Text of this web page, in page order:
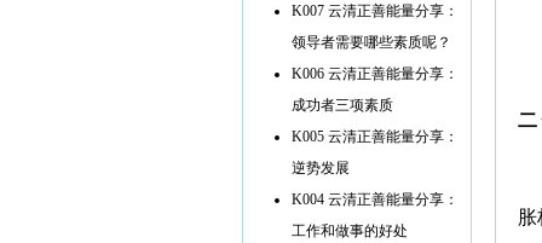
K007 云清正善能量分享：
领导者需要哪些素质呢？
K006 云清正善能量分享：
成功者三项素质
K005 云清正善能量分享：
逆势发展
K004 云清正善能量分享：
工作和做事的好处
二
胀